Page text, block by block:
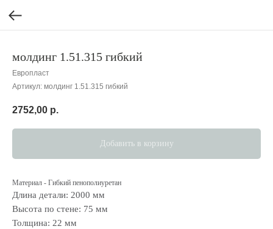
молдинг 1.51.315 гибкий
Европласт
Артикул: молдинг 1.51.315 гибкий
2752,00 р.
Добавить в корзину
Материал - Гибкий пенополиуретан
Длина детали: 2000 мм
Высота по стене: 75 мм
Толщина: 22 мм